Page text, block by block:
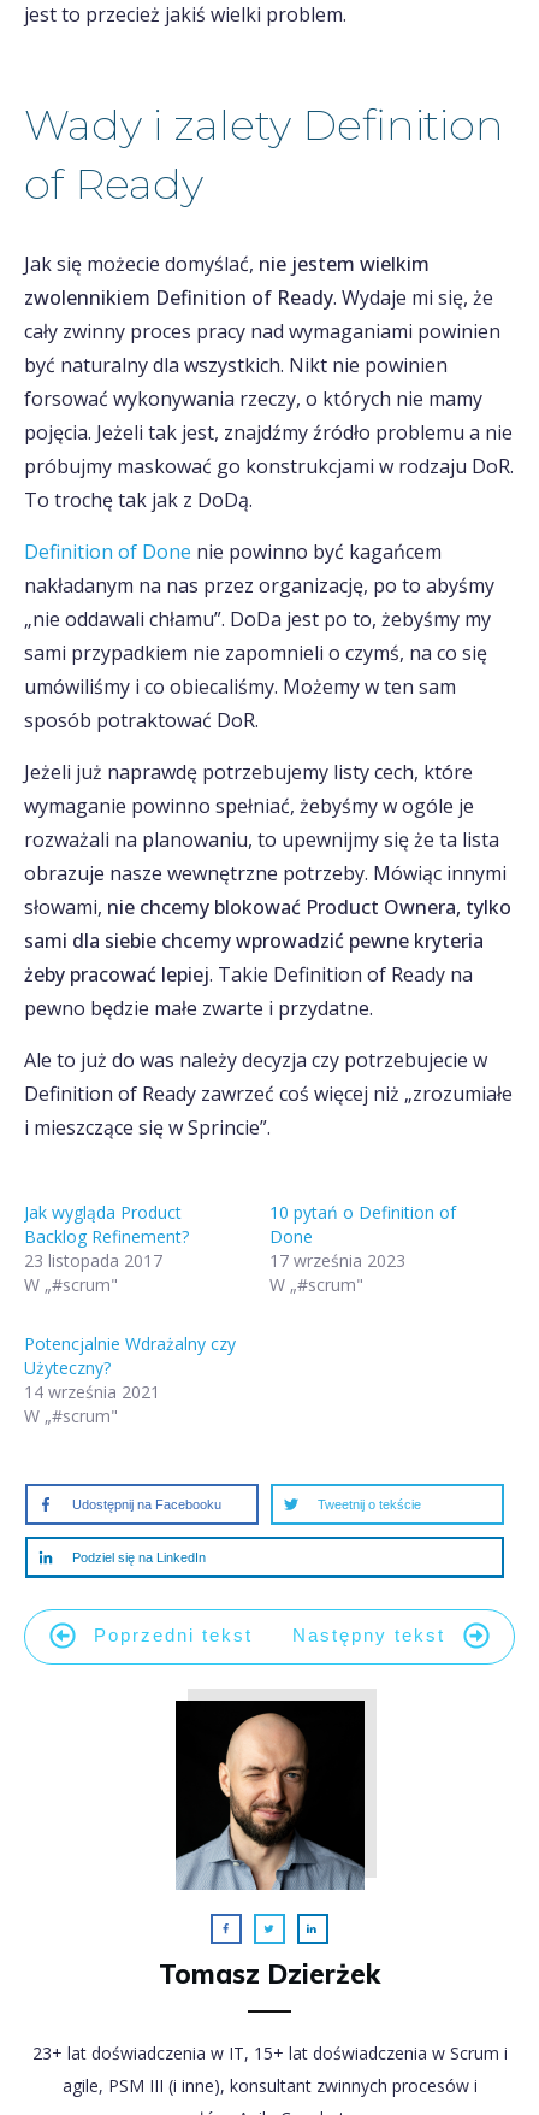
jest to przecież jakiś wielki problem.
Wady i zalety Definition
of Ready
Jak się możecie domyślać, nie jestem wielkim
zwolennikiem Definition of Ready. Wydaje mi się, że
cały zwinny proces pracy nad wymaganiami powinien
być naturalny dla wszystkich. Nikt nie powinien
forsować wykonywania rzeczy, o których nie mamy
pojęcia. Jeżeli tak jest, znajdźmy źródło problemu a nie
próbujmy maskować go konstrukcjami w rodzaju DoR.
To trochę tak jak z DoDą.
Definition of Done nie powinno być kagańcem
nakładanym na nas przez organizację, po to abyśmy
„nie oddawali chłamu”. DoDa jest po to, żebyśmy my
sami przypadkiem nie zapomnieli o czymś, na co się
umówiliśmy i co obiecaliśmy. Możemy w ten sam
sposób potraktować DoR.
Jeżeli już naprawdę potrzebujemy listy cech, które
wymaganie powinno spełniać, żebyśmy w ogóle je
rozważali na planowaniu, to upewnijmy się że ta lista
obrazuje nasze wewnętrzne potrzeby. Mówiąc innymi
słowami, nie chcemy blokować Product Ownera, tylko
sami dla siebie chcemy wprowadzić pewne kryteria
żeby pracować lepiej. Takie Definition of Ready na
pewno będzie małe zwarte i przydatne.
Ale to już do was należy decyzja czy potrzebujecie w
Definition of Ready zawrzeć coś więcej niż „zrozumiałe
i mieszczące się w Sprincie”.
Jak wygląda Product
Backlog Refinement?
23 listopada 2017
W „#scrum"
10 pytań o Definition of
Done
17 września 2023
W „#scrum"
Potencjalnie Wdrażalny czy
Użyteczny?
14 września 2021
W „#scrum"
Udostępnij na Facebooku Tweetnij o tekście
Podziel się na LinkedIn
Poprzedni tekst Następny tekst
Tomasz Dzierżek
23+ lat doświadczenia w IT, 15+ lat doświadczenia w Scrum i
agile, PSM III (i inne), konsultant zwinnych procesów i